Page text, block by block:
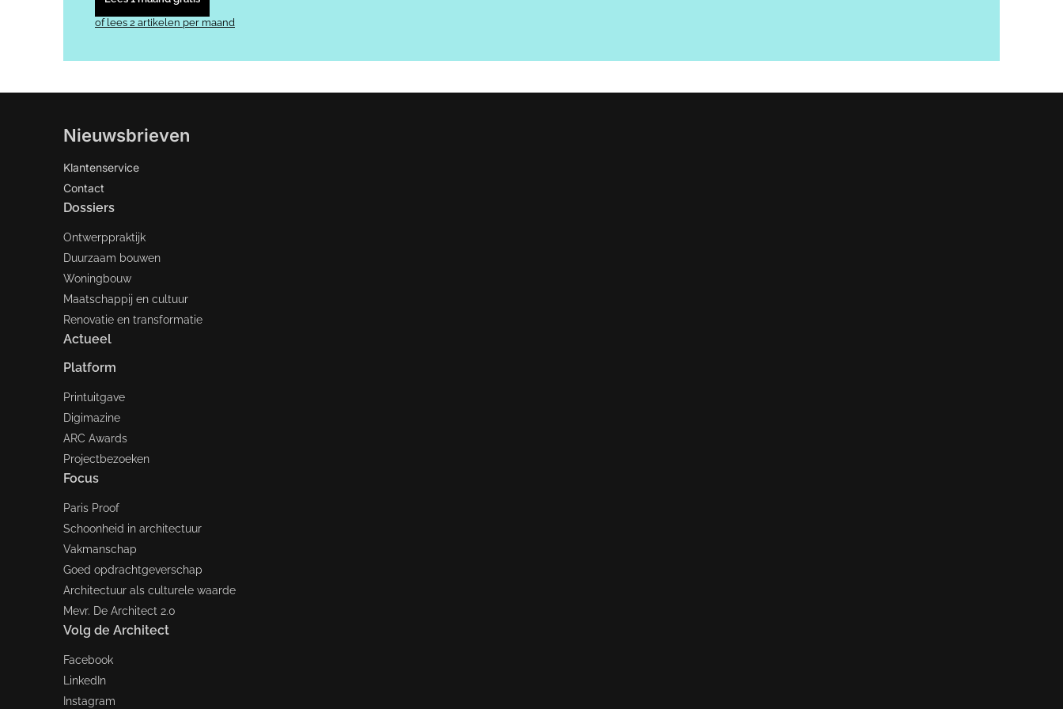
of lees 2 artikelen per maand
Nieuwsbrieven
Klantenservice
Contact
Dossiers
Ontwerppraktijk
Duurzaam bouwen
Woningbouw
Maatschappij en cultuur
Renovatie en transformatie
Actueel
Platform
Printuitgave
Digimazine
ARC Awards
Projectbezoeken
Focus
Paris Proof
Schoonheid in architectuur
Vakmanschap
Goed opdrachtgeverschap
Architectuur als culturele waarde
Mevr. De Architect 2.0
Volg de Architect
Facebook
LinkedIn
Instagram